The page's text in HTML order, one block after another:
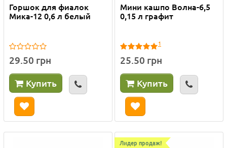
Горшок для фиалок
Мика-12 0,6 л белый
29.50 грн
Купить
Мини кашпо Волна-6,5
0,15 л графит
1
25.50 грн
Купить
Лидер продаж!